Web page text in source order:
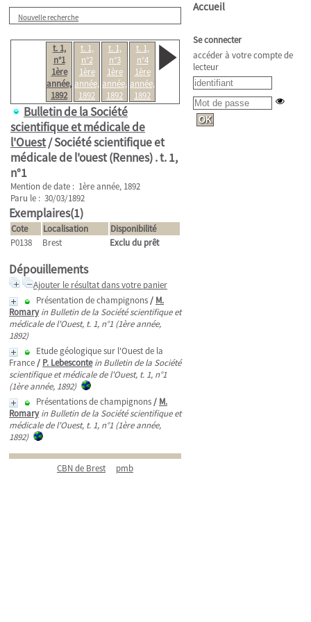
Nouvelle recherche
t. 1,
n°1
1ère
année,
1892
t. 1,
n°2
1ère
année,
1892
t. 1,
n°3
1ère
année,
1892
t. 1,
n°4
1ère
année,
1892
Bulletin de la Société
scientifique et médicale de
l'Ouest/ Société scientifique et
médicale de l'ouest (Rennes) .t. 1,
n°1
Mention de date : 1ère année, 1892
Paru le : 30/03/1892
Exemplaires(1)
Cote Localisation
Disponibilité
P0138
Brest Exclu du prêt
Dépouillements
Ajouter le résultat dans votre panier
Présentation de champignons/ M.
Romary in Bulletin de la Société scientifique et
médicale de l'Ouest, t. 1, n°1 (1ère année,
1892)
Etude géologique sur l'Ouest de la
France/ P. Lebesconte in Bulletin de la Société
scientifique et médicale de l'Ouest, t. 1, n°1
(1ère année, 1892)
Présentations de champignons/ M.
Romary in Bulletin de la Société scientifique et
médicale de l'Ouest, t. 1, n°1 (1ère année,
1892)
CBN de Brest pmb
Accueil
Se connecter
accéder à votre compte de
lecteur